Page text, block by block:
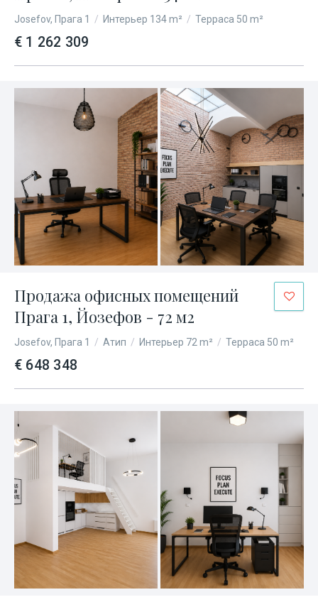
Josefov, Прага 1 / Интерьер 134 m² / Терраса 50 m²
€ 1 262 309
Продажа офисных помещений
Прага 1, Йозефов - 72 м2
Josefov, Прага 1 / Атип / Интерьер 72 m² / Терраса 50 m²
€ 648 348